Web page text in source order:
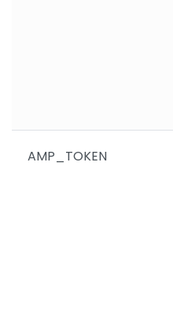
AMP_TOKEN